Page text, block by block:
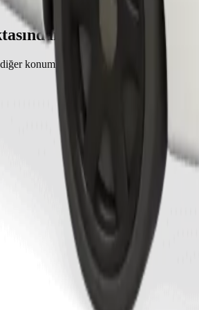
ZAR tutarındadır.
yolculuklar
konumlara popüler yolculukları keşfedin.